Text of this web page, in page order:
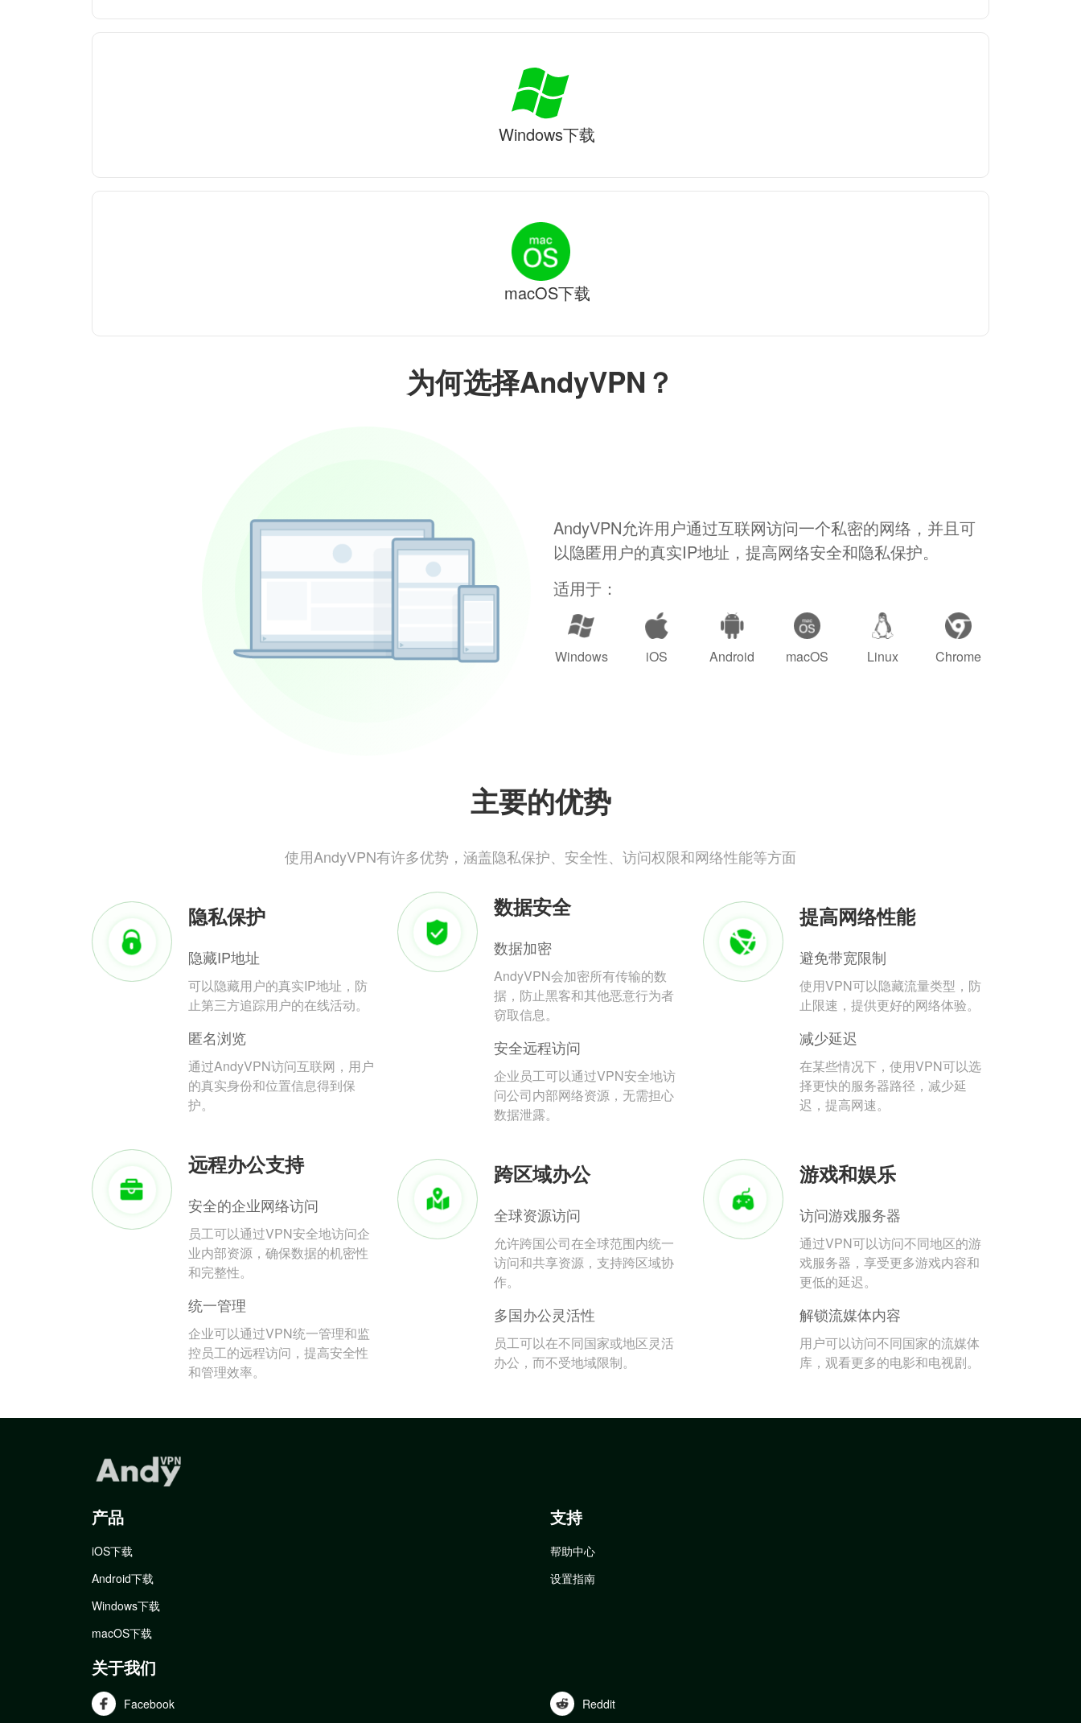
为何选择AndyVPN？
AndyVPN允许用户通过互联网访问一个私密的网络，并且可
以隐匿用户的真实IP地址，提高网络安全和隐私保护。
适用于：
Windows iOS Android macOS Linux Chrome
主要的优势
使用AndyVPN有许多优势，涵盖隐私保护、安全性、访问权限和网络性能等方面
隐私保护
隐藏IP地址
可以隐藏用户的真实IP地址，防
止第三方追踪用户的在线活动。
匿名浏览
通过AndyVPN访问互联网，用户
的真实身份和位置信息得到保
护。
数据安全
数据加密
AndyVPN会加密所有传输的数
据，防止黑客和其他恶意行为者
窃取信息。
安全远程访问
企业员工可以通过VPN安全地访
问公司内部网络资源，无需担心
数据泄露。
提高网络性能
避免带宽限制
使用VPN可以隐藏流量类型，防
止限速，提供更好的网络体验。
减少延迟
在某些情况下，使用VPN可以选
择更快的服务器路径，减少延
迟，提高网速。
远程办公支持
安全的企业网络访问
员工可以通过VPN安全地访问企
业内部资源，确保数据的机密性
和完整性。
统一管理
企业可以通过VPN统一管理和监
控员工的远程访问，提高安全性
和管理效率。
跨区域办公
全球资源访问
允许跨国公司在全球范围内统一
访问和共享资源，支持跨区域协
作。
多国办公灵活性
员工可以在不同国家或地区灵活
办公，而不受地域限制。
游戏和娱乐
访问游戏服务器
通过VPN可以访问不同地区的游
戏服务器，享受更多游戏内容和
更低的延迟。
解锁流媒体内容
用户可以访问不同国家的流媒体
库，观看更多的电影和电视剧。
Windows下载
macOS下载
产品
iOS下载
Android下载
Windows下载
macOS下载
支持
帮助中心
设置指南
关于我们
Facebook Reddit